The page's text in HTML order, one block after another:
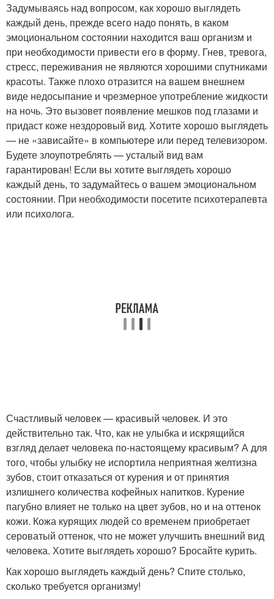
Задумываясь над вопросом, как хорошо выглядеть
каждый день, прежде всего надо понять, в каком
эмоциональном состоянии находится ваш организм и
при необходимости привести его в форму. Гнев, тревога,
стресс, переживания не являются хорошими спутниками
красоты. Также плохо отразится на вашем внешнем
виде недосыпание и чрезмерное употребление жидкости
на ночь. Это вызовет появление мешков под глазами и
придаст коже нездоровый вид. Хотите хорошо выглядеть
— не «зависайте» в компьютере или перед телевизором.
Будете злоупотреблять — усталый вид вам
гарантирован! Если вы хотите выглядеть хорошо
каждый день, то задумайтесь о вашем эмоциональном
состоянии. При необходимости посетите психотерапевта
или психолога.
Счастливый человек — красивый человек. И это
действительно так. Что, как не улыбка и искрящийся
взгляд делает человека по-настоящему красивым? А для
того, чтобы улыбку не испортила неприятная желтизна
зубов, стоит отказаться от курения и от принятия
излишнего количества кофейных напитков. Курение
пагубно влияет не только на цвет зубов, но и на оттенок
кожи. Кожа курящих людей со временем приобретает
сероватый оттенок, что не может улучшить внешний вид
человека. Хотите выглядеть хорошо? Бросайте курить.
Как хорошо выглядеть каждый день? Спите столько,
сколько требуется организму!